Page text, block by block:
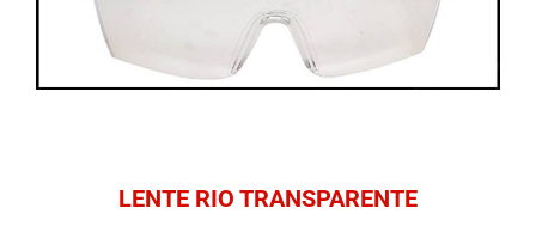
LENTE RIO TRANSPARENTE